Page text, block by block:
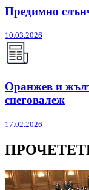
Предимно
10.03.2026
Оранжев и
снеговалеж
17.02.2026